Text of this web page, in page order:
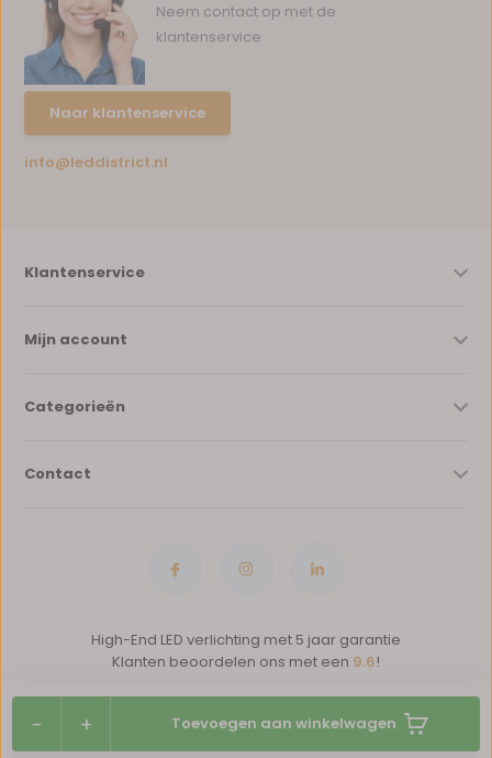
+
- Toevoegen aan winkelwagen
Neem contact op met de
klantenservice
Naar klantenservice
info@leddistrict.nl
Klantenservice
Mijn account
Categorieën
Contact
High-End LED verlichting met 5 jaar garantie
Klanten beoordelen ons met een 9.6!